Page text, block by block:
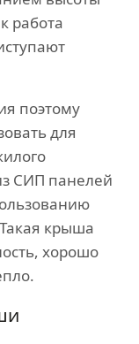
работа
поэтому
для
СИП панелей
крыша
хорошо